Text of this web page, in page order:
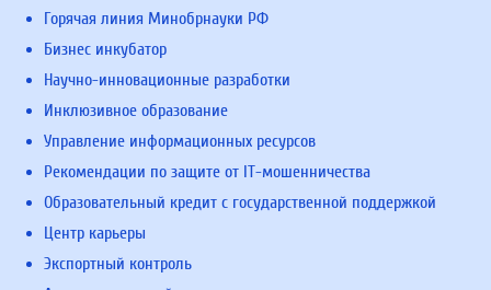
Горячая линия Минобрнауки РФ
Бизнес инкубатор
Научно-инновационные разработки
Инклюзивное образование
Управление информационных ресурсов
Рекомендации по защите от IT-мошенничества
Образовательный кредит с государственной поддержкой
Центр карьеры
Экспортный контроль